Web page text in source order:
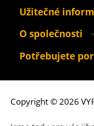
Užitečné
O společnosti
Potřebujete
Copyright © 2026